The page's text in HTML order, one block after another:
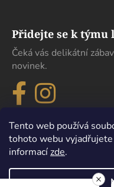
Tento web používá
tohoto webu
informacízde.
Přidejte se k týmu
Čeká vás delikátní
novinek.